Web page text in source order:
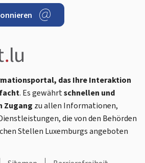
das Ihre Interaktion
. Es gewährtschnellen und
Zugang zu allen Informationen,
die von den Behörden
Stellen Luxemburgs angeboten